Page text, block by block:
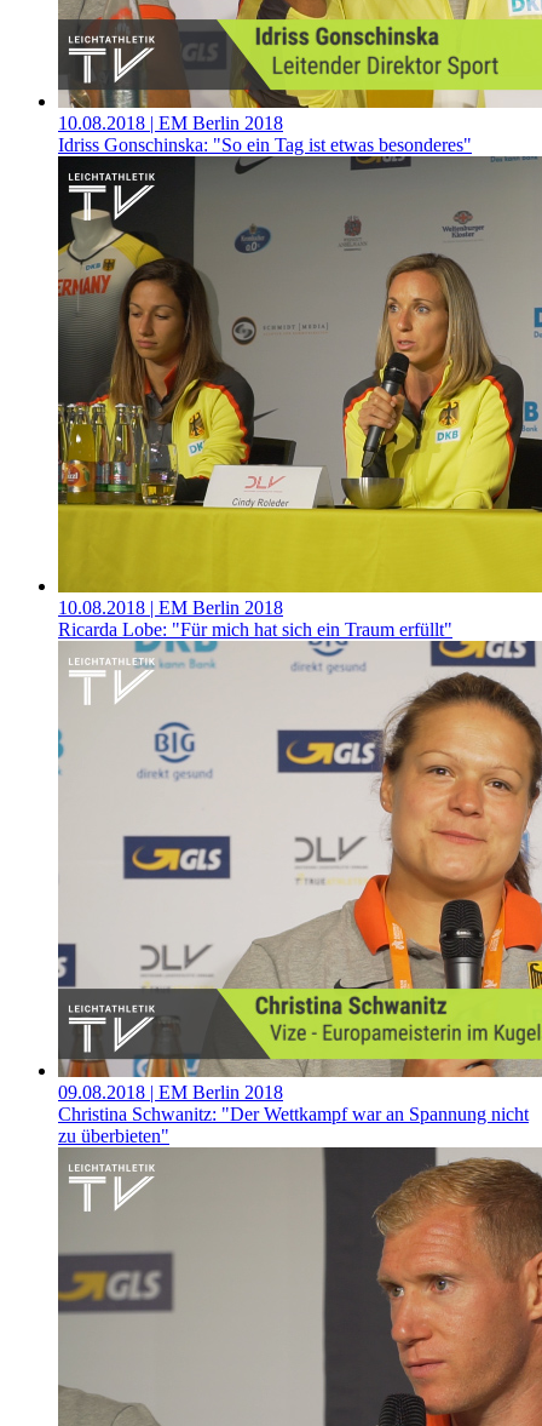
10.08.2018 | EM Berlin 2018
Idriss Gonschinska: "So ein Tag ist etwas besonderes"
10.08.2018 | EM Berlin 2018
Ricarda Lobe: "Für mich hat sich ein Traum erfüllt"
09.08.2018 | EM Berlin 2018
Christina Schwanitz: "Der Wettkampf war an Spannung nicht
zu überbieten"